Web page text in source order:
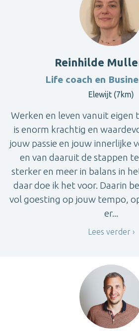
Reinhilde
Life coach en
Elewijt (7km)
Werken en leven vanuit eigen
is enorm krachtig en
jouw passie en jouw innerlijke
en van daaruit de stappen
sterker en meer in balans in
daar doe ik het voor. Daarin
vol goesting op jouw tempo,
er...
Lees verder